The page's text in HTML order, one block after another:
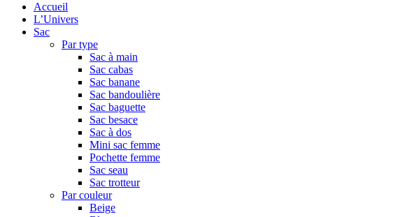
Accueil
L’Univers
Sac
Par type
Sac à main
Sac cabas
Sac banane
Sac bandoulière
Sac baguette
Sac besace
Sac à dos
Mini sac femme
Pochette femme
Sac seau
Sac trotteur
Par couleur
Beige